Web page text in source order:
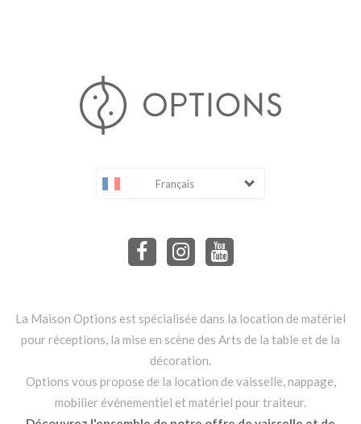
Français
La Maison Options est spécialisée dans la location de matériel
pour réceptions, la mise en scène des Arts de la table et de la
décoration.
Options vous propose de la location de vaisselle, nappage,
mobilier événementiel et matériel pour traiteur.